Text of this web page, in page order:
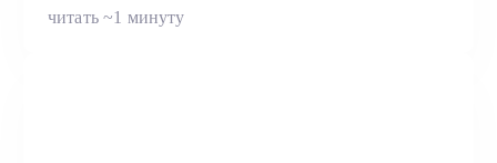
читать ~1 минуту